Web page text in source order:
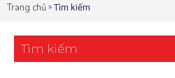
Trang chủ»Tìm kiếm
Tìm kiếm